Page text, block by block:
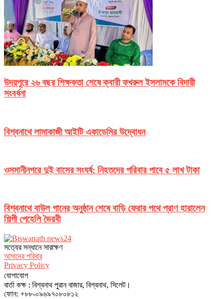
উদয়পুরে ২৬ বছর শিক্ষকতা শেষে ক্বারী ফখরুল ইসলামকে বিদায়ী
সংবর্ধনা
বিশ্বনাথে লামাকাজী আইটি একাডেমির উদ্বোধন
ওসমানীনগরে দুই বাসের সংঘর্ষ: নিহতদের পরিবার পাবে ৫ লাখ টাকা
বিশ্বনাথে বাউল গানের অনুষ্ঠান শেষে বাড়ি ফেরার পথে প্রাণ হারালেন
শিল্পী পেহেলি ভৈরবী
সত‌্যের সন্ধানে সারাক্ষণ
আমাদের পরিবার
Privacy Policy
যোগাযোগ
বার্তা কক্ষ : বিশ্বনাথ পুরান বাজার, বিশ্বনাথ, সিলেট।
ফোন: +৮৮-০৯৬৯৭০৮০৮১২